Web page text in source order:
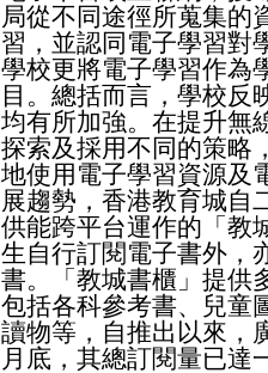
局從不同途徑所蒐集的
習，並認同電子學習對
學校更將電子學習作為
目。總括而言，學校反
均有所加強。在提升無
探索及採用不同的策略
地使用電子學習資源及
展趨勢，香港教育城自
供能跨平台運作的「教
生自行訂閱電子書外，
書。「教城書櫃」提供
包括各科參考書、兒童
讀物等，自推出以來，
月底，其總訂閱量已達